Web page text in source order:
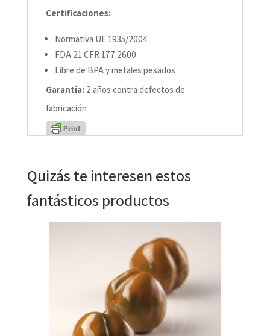
Certificaciones:
Normativa UE 1935/2004
FDA 21 CFR 177.2600
Libre de BPA y metales pesados
Garantía: 2 años contra defectos de
fabricación
Quizás te interesen estos
fantásticos productos